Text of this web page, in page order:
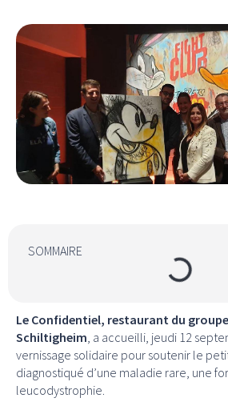
Le Confidentiel, restaurant du
Schiltigheim , a accueilli, jeudi 12
vernissage solidaire pour soutenir le
diagnostiqué d’une maladie rare, une
leucodystrophie.
SOMMAIRE